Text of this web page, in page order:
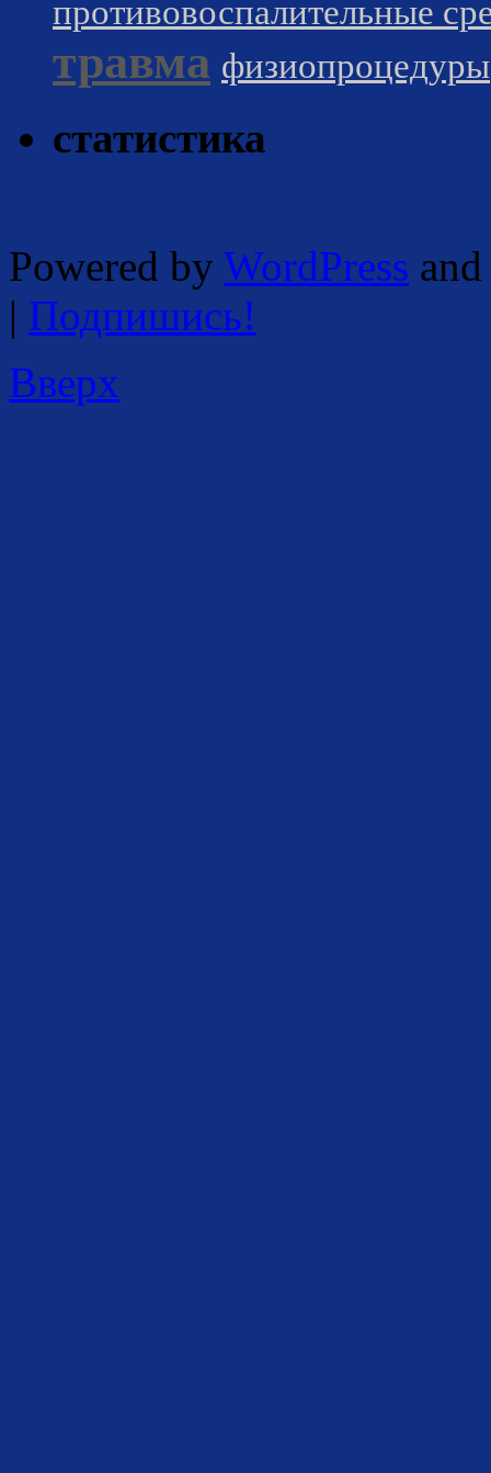
противовоспалительные
травма физиопроцедуры
статистика
Powered by WordPress
| Подпишись!
Вверх